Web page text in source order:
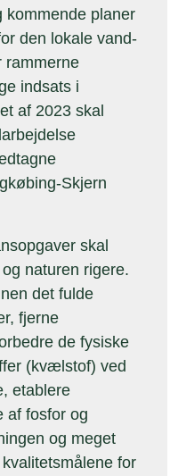
kommende planer
den lokale vand-
rammerne
indsats i
af 2023 skal
Skjern
skal
naturen rigere.
det fulde
fjerne
de fysiske
(kvælstof) ved
etablere
af fosfor og
og meget
for